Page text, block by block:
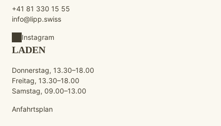
+41 81 330 15 55
info@lipp.swiss
Instagram
LADEN
Donnerstag, 13.30–18.00
Freitag, 13.30–18.00
Samstag, 09.00–13.00
Anfahrtsplan